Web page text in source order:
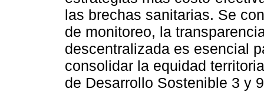
las brechas sanitarias. Se
de monitoreo, la
descentralizada es esencial
consolidar la equidad
de Desarrollo Sostenible 3 y